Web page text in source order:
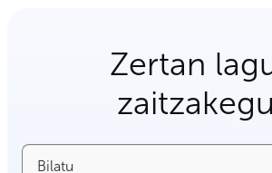
Zertan
Bilatu